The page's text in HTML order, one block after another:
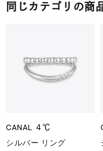
同じカテゴリの商
CANAL ４℃
シルバー リング